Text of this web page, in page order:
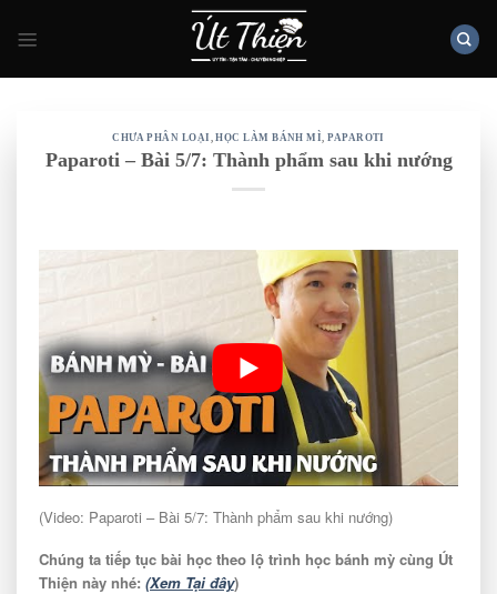
CHƯA PHÂN LOẠI ,HỌC LÀM BÁNH MÌ ,PAPAROTI
Paparoti – Bài 5/7: Thành phẩm sau khi nướng
(Video: Paparoti – Bài 5/7: Thành phẩm sau khi nướng)
Chúng ta tiếp tục bài học theo lộ trình học bánh mỳ cùng Út
Thiện này nhé: (Xem Tại đây)